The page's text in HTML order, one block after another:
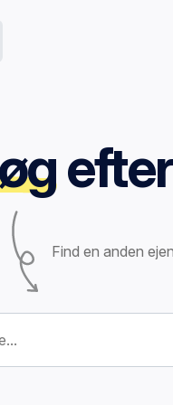
Find en anden